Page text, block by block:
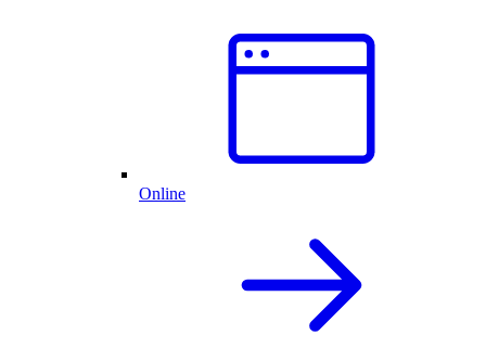
Online